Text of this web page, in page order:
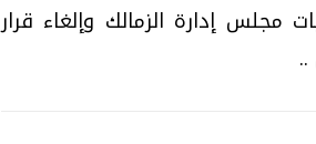
مجلس إدارة الزمالك وإلغاء قرار